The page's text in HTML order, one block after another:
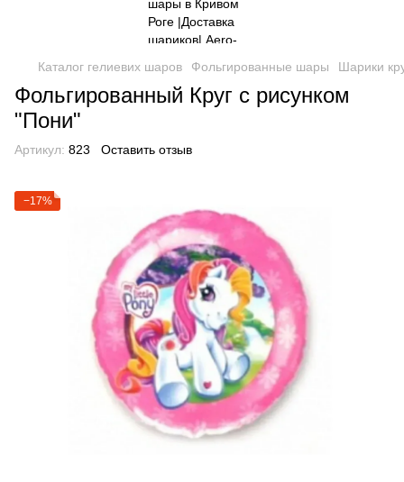
Каталог гелиевих шаров Фольгированные шары Шарики
Фольгированный Круг с рисунком
"Пони"
Артикул: 823 Оставить отзыв
−17%